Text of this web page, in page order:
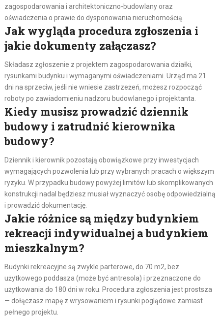
zagospodarowania i architektoniczno-budowlany oraz
oświadczenia o prawie do dysponowania nieruchomością.
Jak wygląda procedura zgłoszenia i
jakie dokumenty załączasz?
Składasz zgłoszenie z projektem zagospodarowania działki,
rysunkami budynku i wymaganymi oświadczeniami. Urząd ma 21
dni na sprzeciw, jeśli nie wniesie zastrzeżeń, możesz rozpocząć
roboty po zawiadomieniu nadzoru budowlanego i projektanta.
Kiedy musisz prowadzić dziennik
budowy i zatrudnić kierownika
budowy?
Dziennik i kierownik pozostają obowiązkowe przy inwestycjach
wymagających pozwolenia lub przy wybranych pracach o większym
ryzyku. W przypadku budowy powyżej limitów lub skomplikowanych
konstrukcji nadal będziesz musiał wyznaczyć osobę odpowiedzialną
i prowadzić dokumentację.
Jakie różnice są między budynkiem
rekreacji indywidualnej a budynkiem
mieszkalnym?
Budynki rekreacyjne są zwykle parterowe, do 70 m2, bez
użytkowego poddasza (może być antresola) i przeznaczone do
użytkowania do 180 dni w roku. Procedura zgłoszenia jest prostsza
— dołączasz mapę z wrysowaniem i rysunki poglądowe zamiast
pełnego projektu.